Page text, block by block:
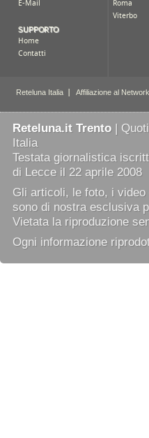
Reteluna.it Trento |
Italia
Testata giornalistica
di Lecce il 22 aprile 2008
Gli articoli, le foto, i
sono di nostra esclusiva
Vietata la riproduzione
Ogni informazione